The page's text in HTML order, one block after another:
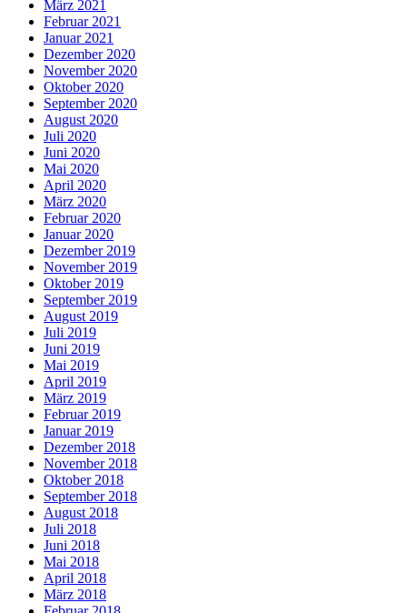
März 2021
Februar 2021
Januar 2021
Dezember 2020
November 2020
Oktober 2020
September 2020
August 2020
Juli 2020
Juni 2020
Mai 2020
April 2020
März 2020
Februar 2020
Januar 2020
Dezember 2019
November 2019
Oktober 2019
September 2019
August 2019
Juli 2019
Juni 2019
Mai 2019
April 2019
März 2019
Februar 2019
Januar 2019
Dezember 2018
November 2018
Oktober 2018
September 2018
August 2018
Juli 2018
Juni 2018
Mai 2018
April 2018
März 2018